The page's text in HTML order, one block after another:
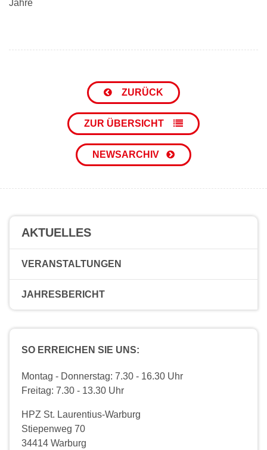
Jahre
ZURÜCK
ZUR ÜBERSICHT
NEWSARCHIV
AKTUELLES
VERANSTALTUNGEN
JAHRESBERICHT
SO ERREICHEN SIE UNS:
Montag - Donnerstag: 7.30 - 16.30 Uhr
Freitag: 7.30 - 13.30 Uhr
HPZ St. Laurentius-Warburg
Stiepenweg 70
34414 Warburg